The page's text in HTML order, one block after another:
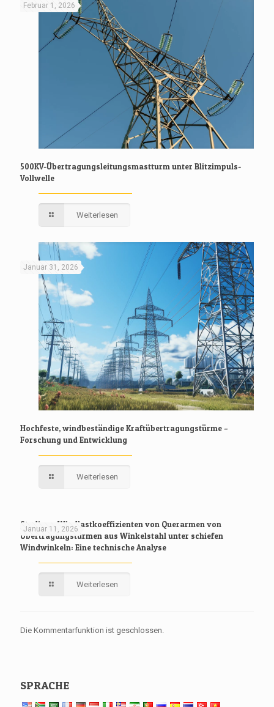
Februar 1, 2026
500KV-Übertragungsleitungsmastturm unter Blitzimpuls-
Vollwelle
Weiterlesen
Januar 31, 2026
Hochfeste, windbeständige Kraftübertragungstürme –
Forschung und Entwicklung
Weiterlesen
Januar 11, 2026
Studie zu Windlastkoeffizienten von Querarmen von
Übertragungstürmen aus Winkelstahl unter schiefen
Windwinkeln: Eine technische Analyse
Weiterlesen
Die Kommentarfunktion ist geschlossen.
SPRACHE